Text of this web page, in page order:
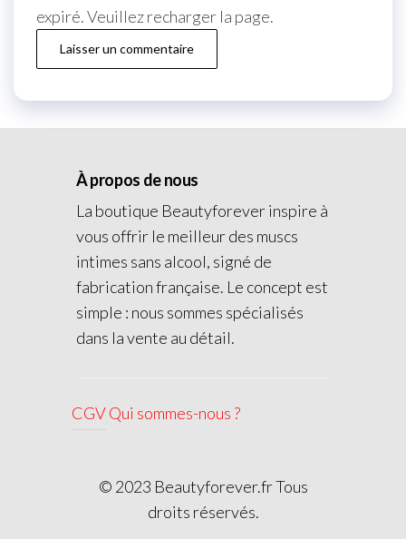
expiré. Veuillez recharger la page.
À propos de nous
La boutique Beautyforever inspire à
vous offrir le meilleur des muscs
intimes sans alcool, signé de
fabrication française. Le concept est
simple : nous sommes spécialisés
dans la vente au détail.
CGVQui sommes-nous ?
© 2023 Beautyforever.fr Tous
droits réservés.